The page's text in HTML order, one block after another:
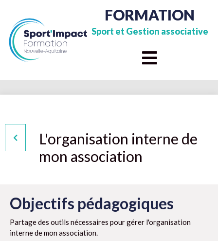
FORMATION
Sport et Gestion associative
L'organisation interne de
mon association
Objectifs pédagogiques
Partage des outils nécessaires pour gérer l'organisation
interne de mon association.